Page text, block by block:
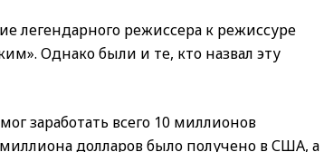
режиссера к режиссуре
Однако были и те, кто назвал эту
заработать всего 10 миллионов
долларов было получено в США, а